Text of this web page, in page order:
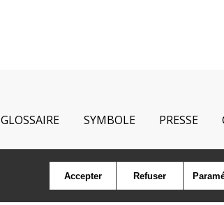
GLOSSAIRE SYMBOLE PRESSE
Accepter Refuser